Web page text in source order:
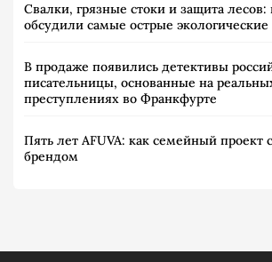
Свалки, грязные стоки и защита
обсудили самые острые
В продаже появились детективы
писательницы, основанные на
преступлениях во Франкфурте
Пять лет AFUVA: как семейный проект
брендом